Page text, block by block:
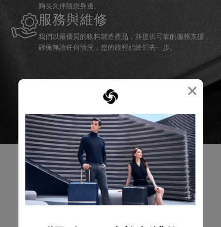
×
夠長久伴隨您身邊。
服務與維修
我們以最優質的物料製造產品，並提供可靠的服務支援，
確保無論任何情況，您的旅程始終領先一步。
產品評論